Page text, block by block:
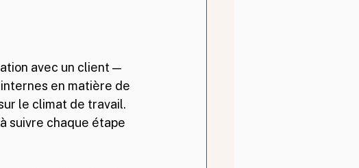
avec un client —
en matière de
le climat de travail.
suivre chaque étape